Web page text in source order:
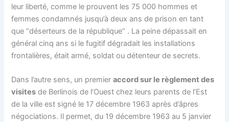
leur liberté, comme le prouvent les 75 000 hommes et
femmes condamnés jusqu’à deux ans de prison en tant
que “déserteurs de la république” . La peine dépassait en
général cinq ans si le fugitif dégradait les installations
frontalières, était armé, soldat ou détenteur de secrets.
Dans l’autre sens, un premieraccord sur le règlement des
visites de Berlinois de l’Ouest chez leurs parents de l’Est
de la ville est signé le 17 décembre 1963 après d’âpres
négociations. Il permet, du 19 décembre 1963 au 5 janvier